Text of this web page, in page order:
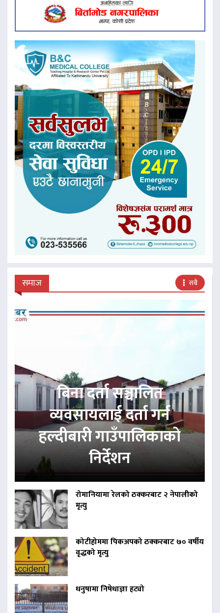
समाज सबै
बिना दर्ता सञ्चालित
व्यवसायलाई दर्ता गर्न
हल्दीबारी गाउँपालिकाको
निर्देशन
रोमानियामा रेलको ठक्करबाट २ नेपालीको
मृत्यु
कोटीहोममा पिकअपको ठक्करबाट ७० वर्षीय
वृद्धको मृत्यु
धनुषामा निषेधाज्ञा हट्यो